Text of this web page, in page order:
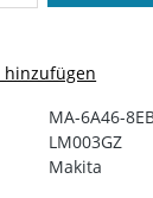
hinzufügen
MA-6A46-
LM003GZ
Makita